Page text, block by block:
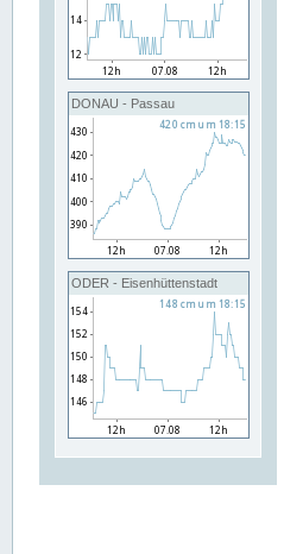
DONAU - Passau
ODER - Eisenhüttenstadt